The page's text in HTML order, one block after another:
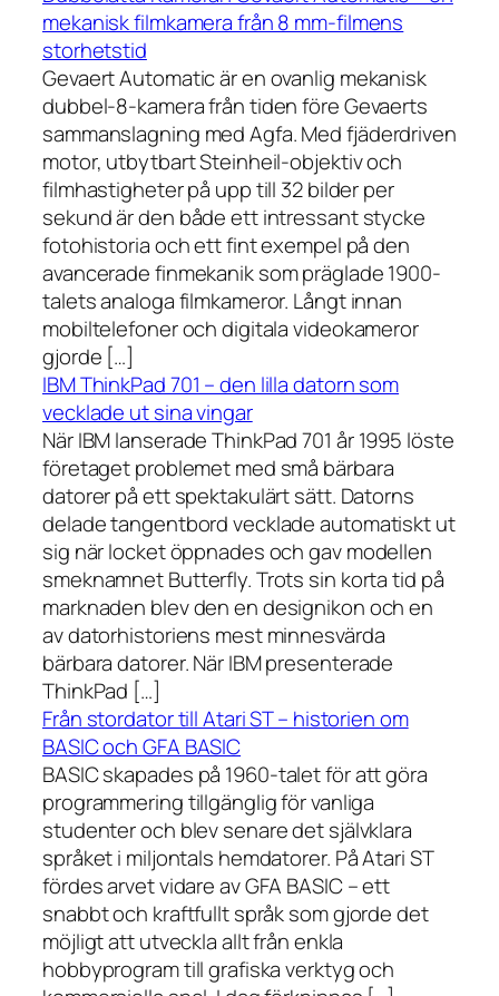
mekanisk filmkamera från 8 mm-filmens
storhetstid
Gevaert Automatic är en ovanlig mekanisk
dubbel-8-kamera från tiden före Gevaerts
sammanslagning med Agfa. Med fjäderdriven
motor, utbytbart Steinheil-objektiv och
filmhastigheter på upp till 32 bilder per
sekund är den både ett intressant stycke
fotohistoria och ett fint exempel på den
avancerade finmekanik som präglade 1900-
talets analoga filmkameror. Långt innan
mobiltelefoner och digitala videokameror
gjorde […]
IBM ThinkPad 701 – den lilla datorn som
vecklade ut sina vingar
När IBM lanserade ThinkPad 701 år 1995 löste
företaget problemet med små bärbara
datorer på ett spektakulärt sätt. Datorns
delade tangentbord vecklade automatiskt ut
sig när locket öppnades och gav modellen
smeknamnet Butterfly. Trots sin korta tid på
marknaden blev den en designikon och en
av datorhistoriens mest minnesvärda
bärbara datorer. När IBM presenterade
ThinkPad […]
Från stordator till Atari ST – historien om
BASIC och GFA BASIC
BASIC skapades på 1960-talet för att göra
programmering tillgänglig för vanliga
studenter och blev senare det självklara
språket i miljontals hemdatorer. På Atari ST
fördes arvet vidare av GFA BASIC – ett
snabbt och kraftfullt språk som gjorde det
möjligt att utveckla allt från enkla
hobbyprogram till grafiska verktyg och